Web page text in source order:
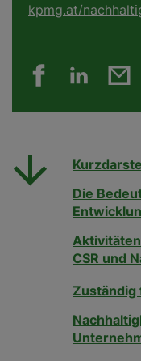
kpmg.at/
Die
CSR und
Zuständig